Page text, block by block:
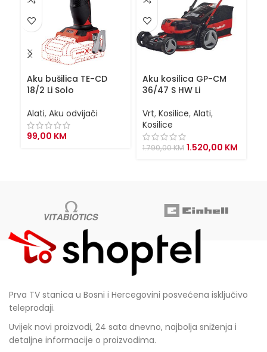
Aku bušilica TE-CD
18/2 Li Solo
Alati, Aku odvijači
99,00 KM
Aku kosilica GP-CM
36/47 S HW Li
Vrt, Kosilice, Alati,
Kosilice
1.790,00KM Original
1.520,00 KM
Prva TV stanica u Bosni i Hercegovini posvećena isključivo
teleprodaji.
Uvijek novi proizvodi, 24 sata dnevno, najbolja sniženja i
detaljne informacije o proizvodima.